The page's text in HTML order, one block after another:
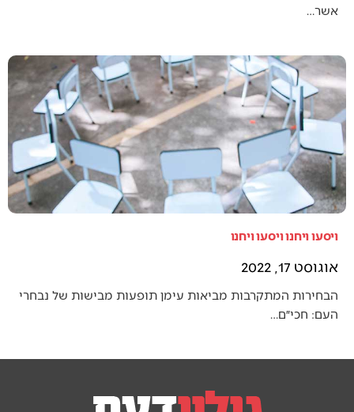
אשר…
ויסעו ויחנו ויסעו ויחנו
אוגוסט 17, 2022
הבחירות המתקרבות מביאות עימן תופעות מבישות של נבחרי
העם: חכי״ם…